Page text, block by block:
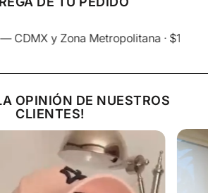
y Zona Metropolitana · $150
OPINIÓN DE NUESTROS
CLIENTES!